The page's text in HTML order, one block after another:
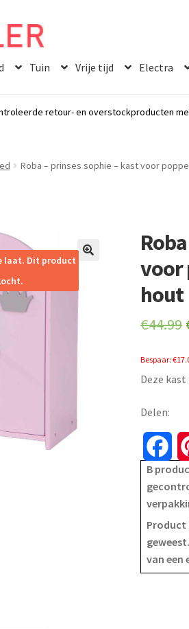
Tuin Vrije tijd Electra
retour- en overstockproducten
Roba – prinses sophie – kast voor
laat. Dit product
voor
hout
€44.99
Bespaar:€
Deze
Delen:
a
c
e
b
B
Product
van een